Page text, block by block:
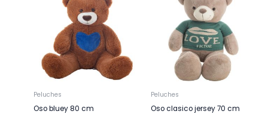
Peluches
Oso bluey 80 cm
Peluches
Oso clasico jersey 70 cm